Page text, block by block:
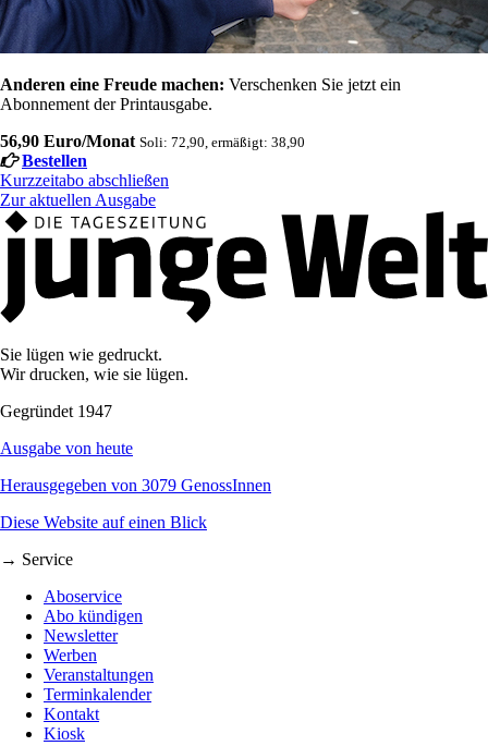
Anderen eine Freude machen: Verschenken Sie jetzt ein
Abonnement der Printausgabe.
56,90 Euro/Monat Soli: 72,90, ermäßigt: 38,90
Bestellen
Kurzzeitabo abschließen
Zur aktuellen Ausgabe
Sie lügen wie gedruckt.
Wir drucken, wie sie lügen.
Gegründet 1947
Ausgabe von heute
Herausgegeben von 3079 GenossInnen
Diese Website auf einen Blick
→ Service
Aboservice
Abo kündigen
Newsletter
Werben
Veranstaltungen
Terminkalender
Kontakt
Kiosk